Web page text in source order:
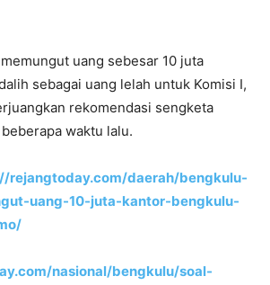
uang sebesar 10 juta
sebagai uang lelah untuk Komisi I,
rekomendasi sengketa
waktu lalu.
rejangtoday.com/daerah/bengkulu-
uang-10-juta-kantor-bengkulu-
nasional/bengkulu/soal-